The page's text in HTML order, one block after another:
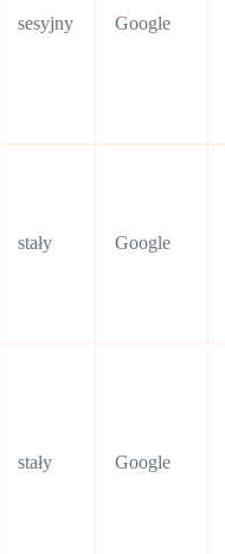
sesyjny Google
stały Google
stały Google